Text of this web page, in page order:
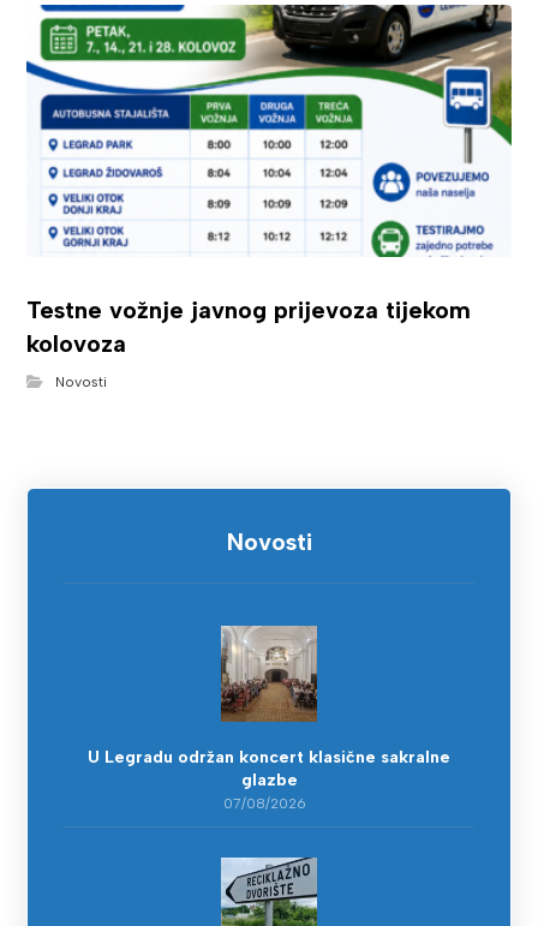
Testne vožnje javnog prijevoza tijekom
kolovoza
Novosti
Novosti
U Legradu održan koncert klasične sakralne
glazbe
07/08/2026